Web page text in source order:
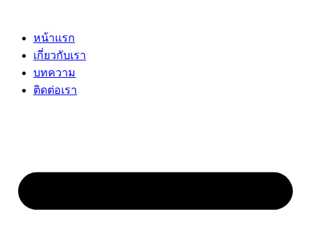
contentหน้าแรก
เกี่ยวกับเรา
บทความ
ติดต่อเรา